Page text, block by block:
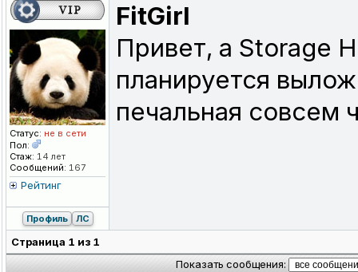
Статус: не в сети
Пол:
Стаж: 14 лет
Сообщений: 167
Рейтинг
FitGirl
Привет, а Storage
планируется
печальная совсем
Профиль ЛС
Страница 1 из 1
Показать сообщения: